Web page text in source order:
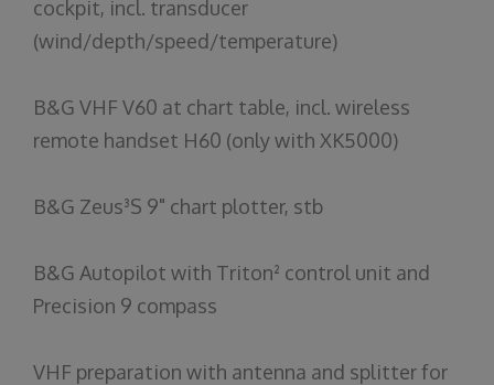
cockpit, incl. transducer
(wind/depth/speed/temperature)
B&G VHF V60 at chart table, incl. wireless
remote handset H60 (onlywith XK5000)
B&G Zeus³S 9" chart plotter, stb
B&G Autopilot with Triton² control unit and
Precision 9 compass
VHF preparation with antenna and splitterfor